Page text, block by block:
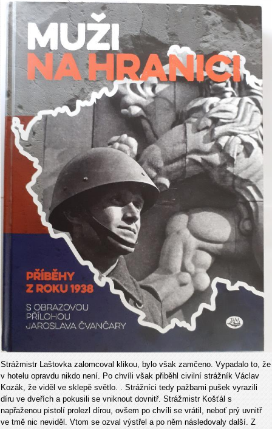
Strážmistr Laštovka zalomcoval klikou, bylo však zamčeno. Vypadalo to, že
v hotelu opravdu nikdo není. Po chvíli však přiběhl civilní strážník Václav
Kozák, že viděl ve sklepě světlo. . Strážníci tedy pažbami pušek vyrazili
díru ve dveřích a pokusili se vniknout dovnitř. Strážmistr Košťál s
napřaženou pistolí prolezl dírou, ovšem po chvíli se vrátil, neboť prý uvnitř
ve tmě nic neviděl. Vtom se ozval výstřel a po něm následovaly další. Z